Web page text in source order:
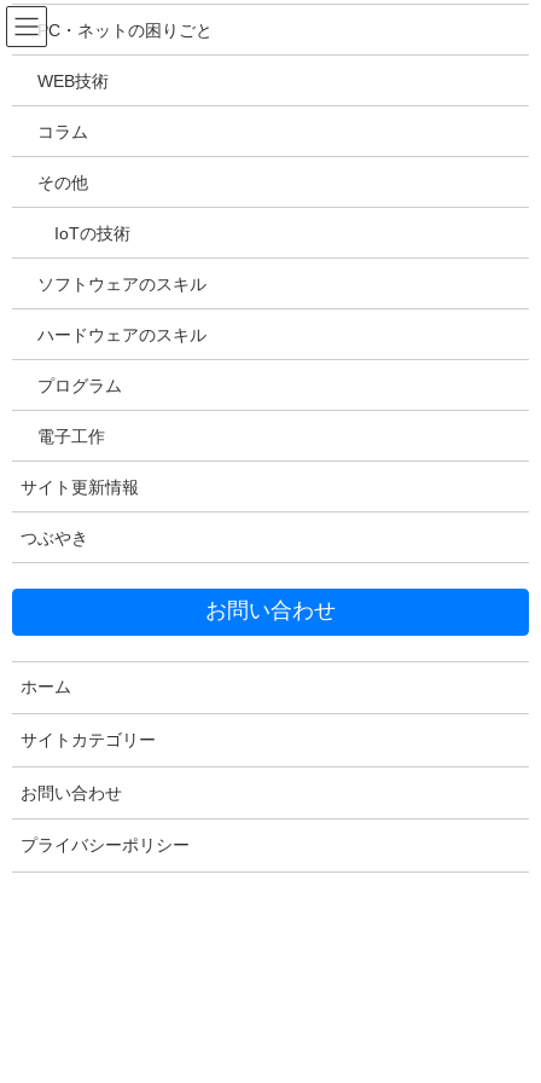
コ
ン
テ
ツ
ス
ッ
ナ
ビ
ゲ
シ
ン
移
吉川万能ＩＴ研究所
メディア
HOME
2021年5月12日
20210512130547
Copy
コメントを残す
PC・ネットの困りごと
WEB技術
コラム
その他
IoTの技術
ソフトウェアのスキル
ハードウェアのスキル
プログラム
電子工作
サイト更新情報
つぶやき
お問い合わせ
ホーム
サイトカテゴリー
お問い合わせ
プライバシーポリシー